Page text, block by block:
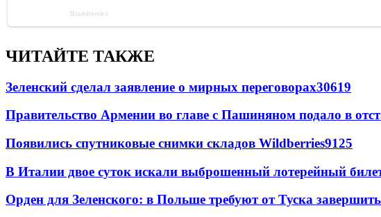
ЧИТАЙТЕ ТАКЖЕ
Зеленский сделал заявление о мирных переговорах30619
Правительство Армении во главе с Пашиняном подало в
Появились спутниковые снимки складов Wildberries9125
В Италии двое суток искали выброшенный лотерейный
Орден для Зеленского: в Польше требуют от Туска